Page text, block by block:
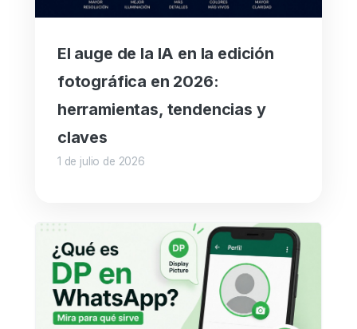
El auge de la IA en la edición
fotográfica en 2026:
herramientas, tendencias y
claves
1 de julio de 2026